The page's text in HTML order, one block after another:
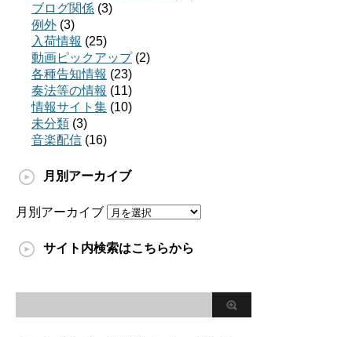
ブログ関係 (3)
例外 (3)
入荷情報 (25)
動画ピックアップ(2)
各種告知情報 (23)
奏法等の情報 (11)
情報サイト集 (10)
未分類 (3)
音楽配信 (16)
月別アーカイブ
月別アーカイブ
サイト内検索はこちらから